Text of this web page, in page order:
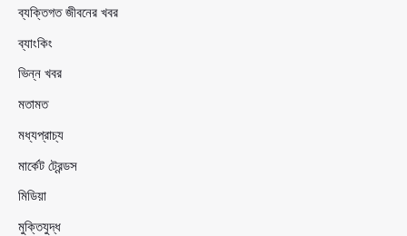
ব্যক্তিগত জীবনের খবর
ব্যাংকিং
ভিন্ন খবর
মতামত
মধ্যপ্রাচ্য
মার্কেট ট্রেন্ডস
মিডিয়া
মুক্তিযুদ্ধ